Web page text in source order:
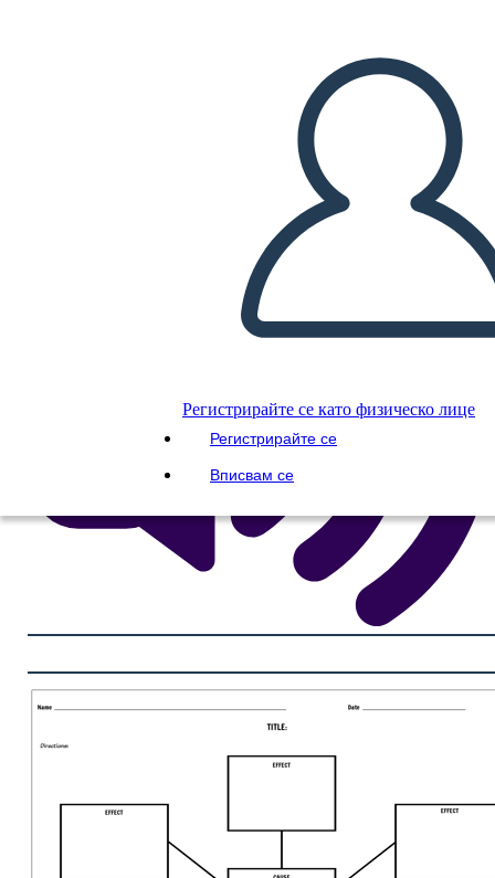
Регистрирайте се като физическо лице
Регистрирайте се
Вписвам се
Копирайте този Storyboard
СЪЗДАЙТЕ СЦЕНАРИЙ
ПУСКАНЕ НА СЛАЙДШОУ
ЧЕТИ МИ